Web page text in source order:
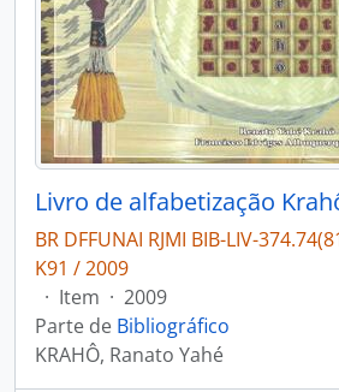
Livro de alfabetização
BR DFFUNAI RJMI BIB-LIV-
K91 / 2009
· Item · 2009
Parte de Bibliográfico
KRAHÔ, Ranato Yahé